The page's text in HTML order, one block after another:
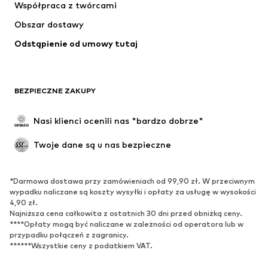
Współpraca z twórcami
Obszar dostawy
Odstąpienie od umowy tutaj
BEZPIECZNE ZAKUPY
Nasi klienci ocenili nas "bardzo dobrze"
Twoje dane są u nas bezpieczne
*Darmowa dostawa przy zamówieniach od 99,90 zł. W przeciwnym
wypadku naliczane są koszty wysyłki i opłaty za usługę w wysokości
4,90 zł.
Najniższa cena całkowita z ostatnich 30 dni przed obniżką ceny.
****Opłaty mogą być naliczane w zależności od operatora lub w
przypadku połączeń z zagranicy.
******Wszystkie ceny z podatkiem VAT.